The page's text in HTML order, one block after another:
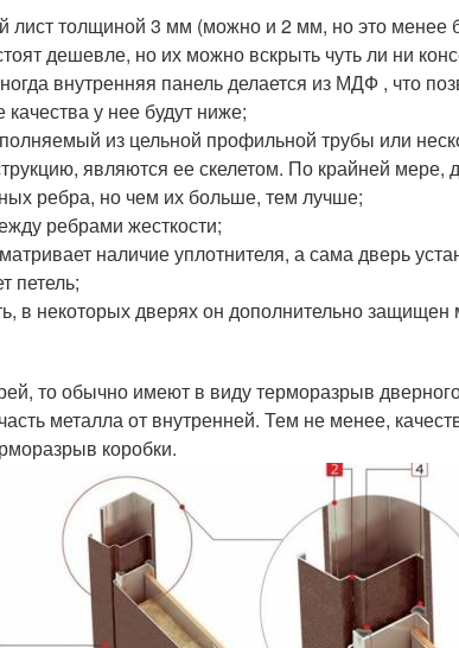
лист толщиной 3 мм (можно и 2 мм, но это менее
дешевле, но их можно вскрыть чуть ли ни
внутренняя панель делается из МДФ , что
у нее будут ниже;
из цельной профильной трубы или
являются ее скелетом. По крайней мере,
ребра, но чем их больше, тем лучше;
ребрами жесткости;
наличие уплотнителя, а сама дверь
петель;
в некоторых дверях он дополнительно защищен
то обычно имеют в виду терморазрыв
металла от внутренней. Тем не менее,
коробки.